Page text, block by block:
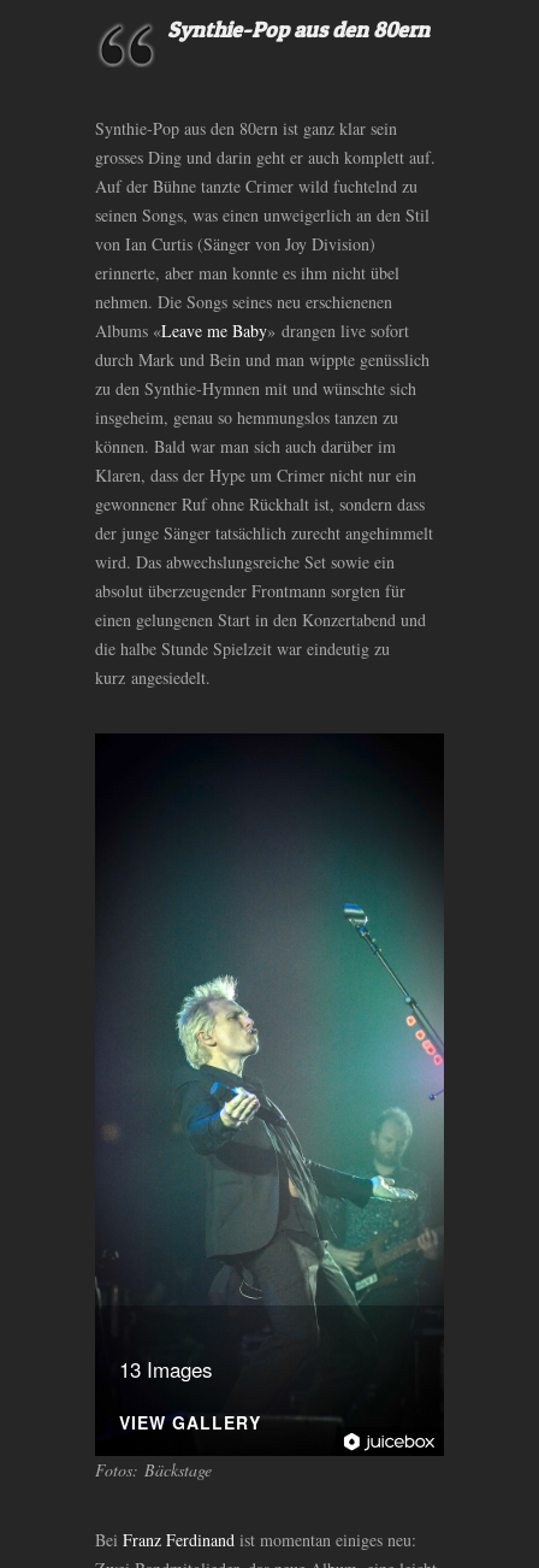
Synthie-Pop aus den 80ern
Synthie-Pop aus den 80ern ist ganz klar sein
grosses Ding und darin geht er auch komplett auf.
Auf der Bühne tanzte Crimer wild fuchtelnd zu
seinen Songs, was einen unweigerlich an den Stil
von Ian Curtis (Sänger von Joy Division)
erinnerte, aber man konnte es ihm nicht übel
nehmen. Die Songs seines neu erschienenen
Albums «Leave me Baby» drangen live sofort
durch Mark und Bein und man wippte genüsslich
zu den Synthie-Hymnen mit und wünschte sich
insgeheim, genau so hemmungslos tanzen zu
können. Bald war man sich auch darüber im
Klaren, dass der Hype um Crimer nicht nur ein
gewonnener Ruf ohne Rückhalt ist, sondern dass
der junge Sänger tatsächlich zurecht angehimmelt
wird. Das abwechslungsreiche Set sowie ein
absolut überzeugender Frontmann sorgten für
einen gelungenen Start in den Konzertabend und
die halbe Stunde Spielzeit war eindeutig zu
kurz angesiedelt.
13 Images
VIEW GALLERY
Fotos: Bäckstage
Bei Franz Ferdinand ist momentan einiges neu: